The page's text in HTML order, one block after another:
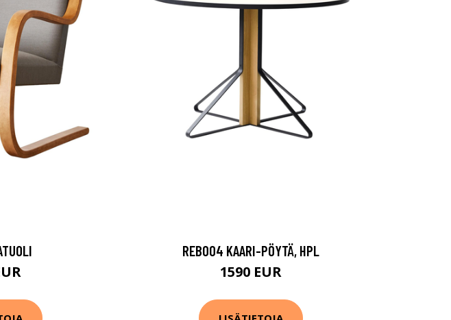
REB004 KAARI-PÖYTÄ, HPL
1590 EUR